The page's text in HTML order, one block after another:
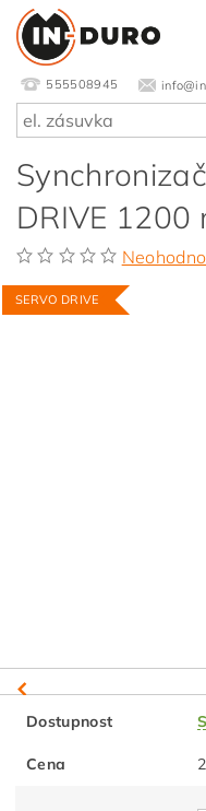
555508945
DRIVE 1200
SERVO DRIVE
Dostupnost
Cena